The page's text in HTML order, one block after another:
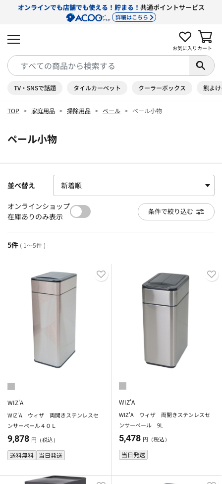
オンラインでも店舗でも使える！貯まる！ 共通ポイントサービス
詳細はこちら
お気に入り カート
TV・SNSで話題 タイルカーペット クーラーボックス 熊よ
TOP 家庭用品 掃除用品 ペール ペール小物
ペール小物
並べ替え
オンラインショップ
在庫ありのみ表示
条件で絞り込む
5件 ( 1～5件 )
WIZ'A
WIZ'A ウィザ 両開きステンレスセ
ンサーペール４０Ｌ
9,878 円（税込）
送料無料 当日発送
WIZ'A
WIZ'A ウィザ 両開きステンレスセ
ンサーペール 9L
5,478 円（税込）
当日発送